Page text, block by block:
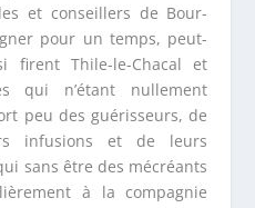
et conseillers de Bour-
pour un temps, peut-
firent Thile-le-Chacal et
qui n’étant nullement
peu des guérisseurs, de
infusions et de leurs
sans être des mécréants
à la compagnie